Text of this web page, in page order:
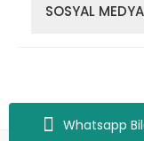
Whatsapp
SOSYAL MEDYA